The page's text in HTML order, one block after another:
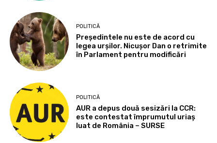
POLITICĂ
Președintele nu este de acord cu
legea urșilor. Nicușor Dan o retrimite
în Parlament pentru modificări
POLITICĂ
AUR a depus două sesizări la CCR:
este contestat împrumutul uriaș
luat de România – SURSE